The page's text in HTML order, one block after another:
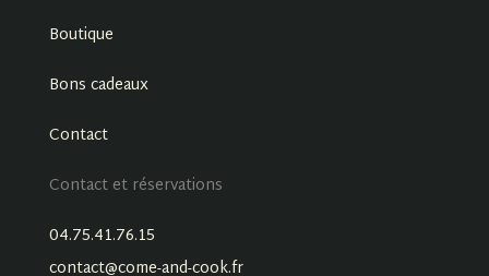
Boutique
Bons cadeaux
Contact
Contact et réservations
04.75.41.76.15
contact@come-and-cook.fr